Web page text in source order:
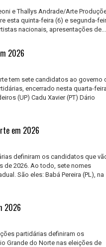
e Thallys Andrade/Arte
esta quinta-feira (6) e segunda-
nacionais, apresentações de...
2026
tem sete candidatos ao governo
encerrado nesta quarta-feira
(UP) Cadu Xavier (PT) Dário
em 2026
definiram os candidatos que
de 2026. Ao todo, sete nomes
São eles: Babá Pereira (PL), na
2026
partidárias definiram os
Grande do Norte nas eleições de